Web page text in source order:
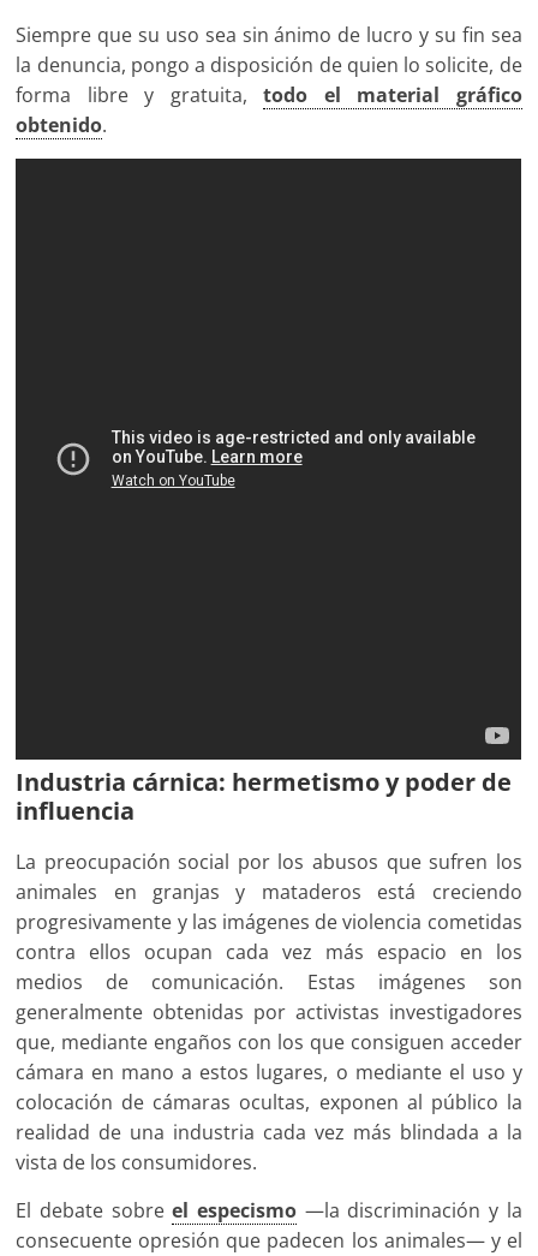
Siempre que su uso sea sin ánimo de lucro y su fin sea
la denuncia, pongo a disposición de quien lo solicite, de
forma libre y gratuita,todo el material gráfico
obtenido.
Industria cárnica: hermetismo y poder de
influencia
La preocupación social por los abusos que sufren los
animales en granjas y mataderos está creciendo
progresivamente y las imágenes de violencia cometidas
contra ellos ocupan cada vez más espacio en los
medios de comunicación. Estas imágenes son
generalmente obtenidas por activistas investigadores
que, mediante engaños con los que consiguen acceder
cámara en mano a estos lugares, o mediante el uso y
colocación de cámaras ocultas, exponen al público la
realidad de una industria cada vez más blindada a la
vista de los consumidores.
El debate sobreel especismo —la discriminación y la
consecuente opresión que padecen los animales— y el